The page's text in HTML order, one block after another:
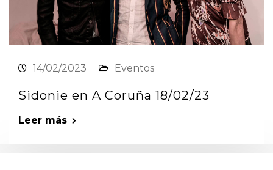
14/02/2023 Eventos
Sidonie en A Coruña 18/02/23
Leer más